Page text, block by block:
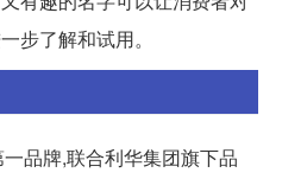
步了解和试用。
品牌,联合利华集团旗下品